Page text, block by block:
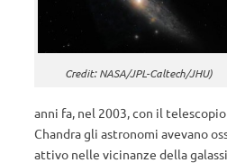
Credit: NASA/JPL-Caltech/JHU)
anni fa, nel 2003, con il
Chandra gli astronomi avevano
attivo nelle vicinanze della